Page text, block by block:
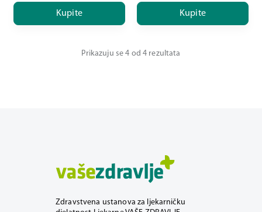
Kupite
Kupite
Prikazuju se 4 od 4 rezultata
Zdravstvena ustanova za ljekarničku